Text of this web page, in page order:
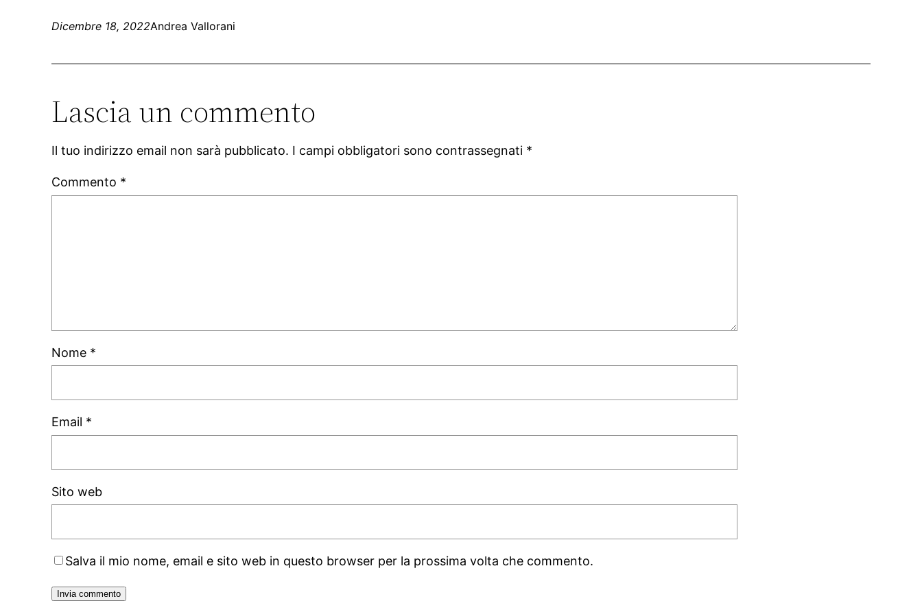
Dicembre 18, 2022Andrea Vallorani
Lascia un commento
Il tuo indirizzo email non sarà pubblicato. I campi obbligatori sono contrassegnati *
Commento *
Nome *
Email *
Sito web
Salva il mio nome, email e sito web in questo browser per la prossima volta che commento.